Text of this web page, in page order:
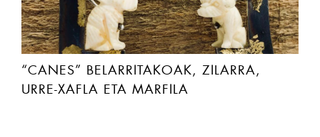
“CANES” BELARRITAKOAK, ZILARRA,
URRE-XAFLA ETA MARFILA